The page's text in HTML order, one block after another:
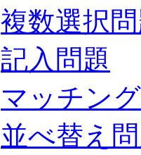
複数選択
記入問題
マッチン
並べ替え